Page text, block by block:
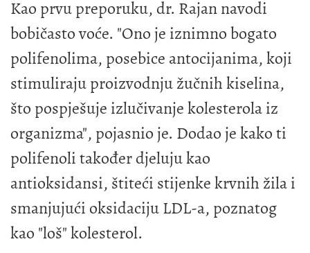
Kao prvu preporuku, dr. Rajan navodi
bobičasto voće. "Ono je iznimno bogato
polifenolima, posebice antocijanima, koji
stimuliraju proizvodnju žučnih kiselina,
što pospješuje izlučivanje kolesterola iz
organizma", pojasnio je. Dodao je kako ti
polifenoli također djeluju kao
antioksidansi, štiteći stijenke krvnih žila i
smanjujući oksidaciju LDL-a, poznatog
kao "loš" kolesterol.